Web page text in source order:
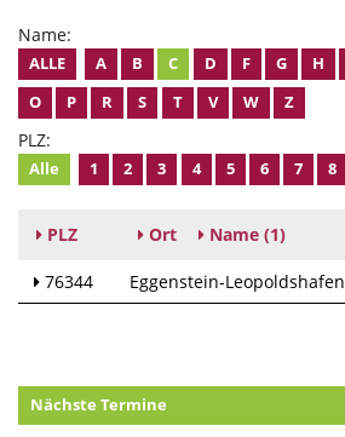
Name:
ALLE A B C D F G H
O
P R S T V W Z
PLZ:
Alle 1 2 3 4 5 6 7 8
PLZ Ort Name (1)
76344 Eggenstein-Leopoldshafen
Nächste Termine